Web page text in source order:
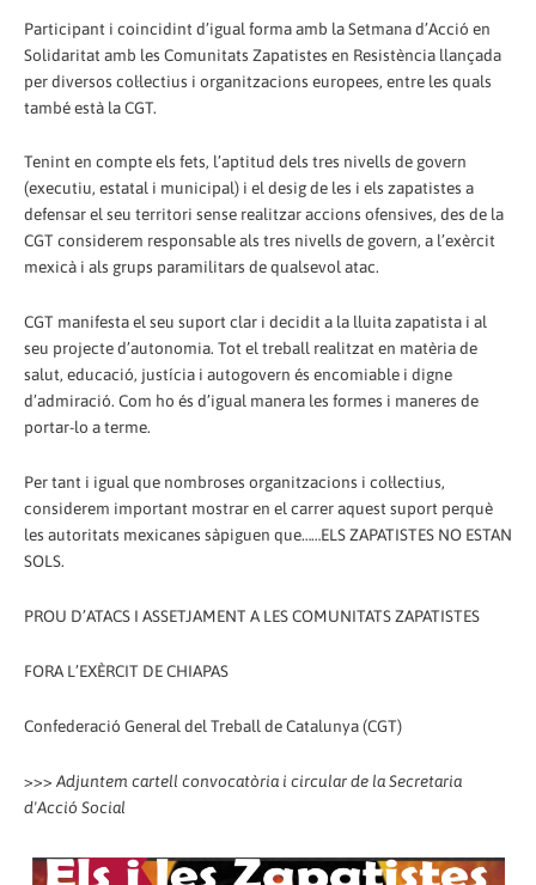
Participant i coincidint d’igual forma amb la Setmana d’Acció en
Solidaritat amb les Comunitats Zapatistes en Resistència llançada
per diversos col·lectius i organitzacions europees, entre les quals
també està la CGT.
Tenint en compte els fets, l’aptitud dels tres nivells de govern
(executiu, estatal i municipal) i el desig de les i els zapatistes a
defensar el seu territori sense realitzar accions ofensives, des de la
CGT considerem responsable als tres nivells de govern, a l’exèrcit
mexicà i als grups paramilitars de qualsevol atac.
CGT manifesta el seu suport clar i decidit a la lluita zapatista i al
seu projecte d’autonomia. Tot el treball realitzat en matèria de
salut, educació, justícia i autogovern és encomiable i digne
d’admiració. Com ho és d’igual manera les formes i maneres de
portar-lo a terme.
Per tant i igual que nombroses organitzacions i col·lectius,
considerem important mostrar en el carrer aquest suport perquè
les autoritats mexicanes sàpiguen que……ELS ZAPATISTES NO ESTAN
SOLS.
PROU D’ATACS I ASSETJAMENT A LES COMUNITATS ZAPATISTES
FORA L’EXÈRCIT DE CHIAPAS
Confederació General del Treball de Catalunya (CGT)
>>> Adjuntem cartell convocatòria i circular de la Secretaria
d'Acció Social